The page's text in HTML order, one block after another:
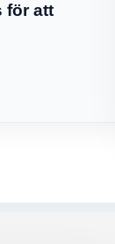
för att